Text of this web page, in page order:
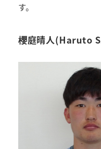
す。
櫻庭晴人(Haruto